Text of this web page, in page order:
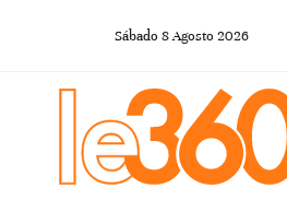
Sábado 8Agosto 2026